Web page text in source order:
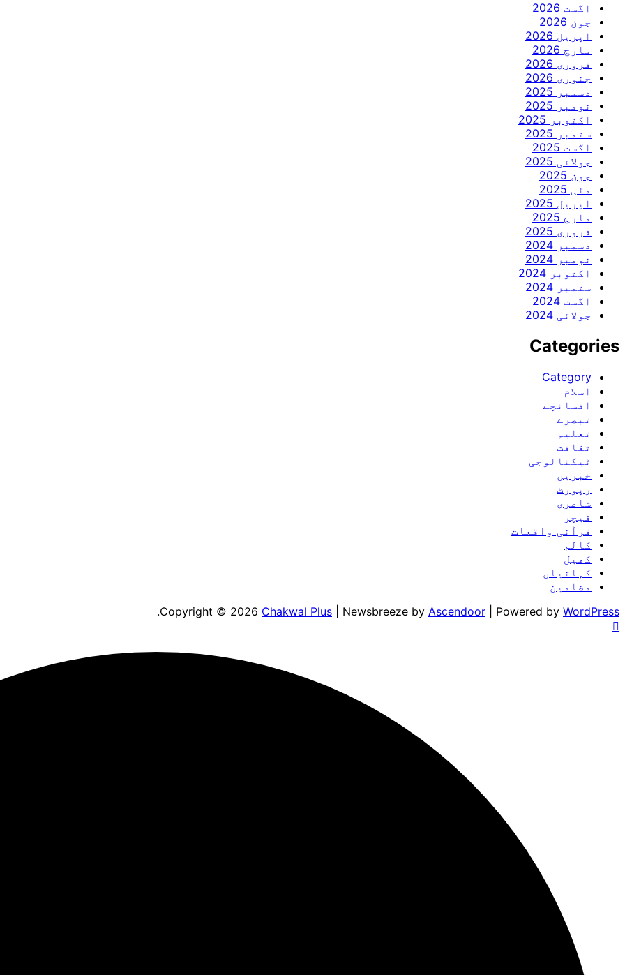
اگست 2026
جون 2026
اپریل 2026
مارچ 2026
فروری 2026
جنوری 2026
دسمبر 2025
نومبر 2025
اکتوبر 2025
ستمبر 2025
اگست 2025
جولائی 2025
جون 2025
مئی 2025
اپریل 2025
مارچ 2025
فروری 2025
دسمبر 2024
نومبر 2024
اکتوبر 2024
ستمبر 2024
اگست 2024
جولائی 2024
Categories
Category
اسلام
افسانچے
تبصرے
تعلیم
ثقافت
ٹیکنالوجی
خبریں
رپورٹ
شاعری
فیچر
قرآنی واقعات
کالم
کھیل
کہانیاں
مضامین
Copyright © 2026 Chakwal Plus | Newsbreeze by Ascendoor | Powered by WordPress
.